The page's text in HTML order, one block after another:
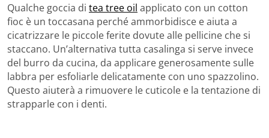
Qualche goccia di tea tree oil applicato con un cotton
fioc è un toccasana perché ammorbidisce e aiuta a
cicatrizzare le piccole ferite dovute alle pellicine che si
staccano. Un’alternativa tutta casalinga si serve invece
del burro da cucina, da applicare generosamente sulle
labbra per esfoliarle delicatamente con uno spazzolino.
Questo aiuterà a rimuovere le cuticole e la tentazione di
strapparle con i denti.